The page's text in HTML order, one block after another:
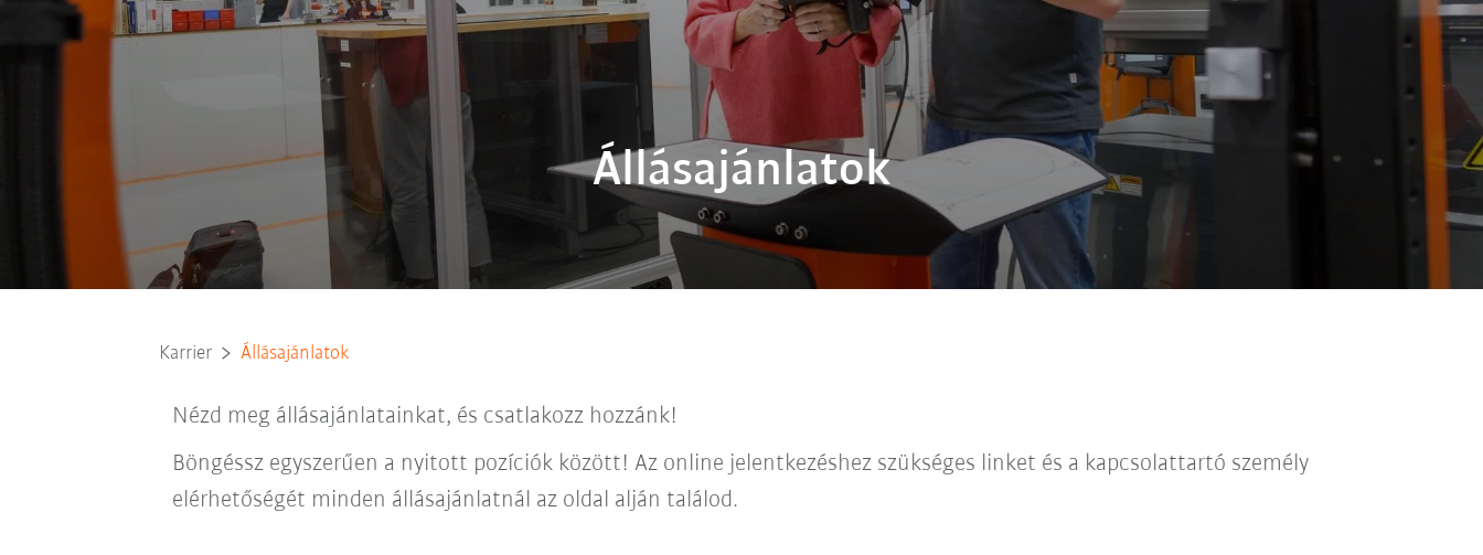
Állásajánlatok
Karrier Állásajánlatok
Nézd meg állásajánlatainkat, és csatlakozz hozzánk!
Böngéssz egyszerűen a nyitott pozíciók között! Az online jelentkezéshez szükséges linket és a kapcsolattartó személy
elérhetőségét minden állásajánlatnál az oldal alján találod.